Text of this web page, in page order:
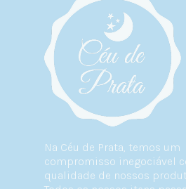
Na Céu de Prata, temos um
compromisso inegociável
qualidade de nossos